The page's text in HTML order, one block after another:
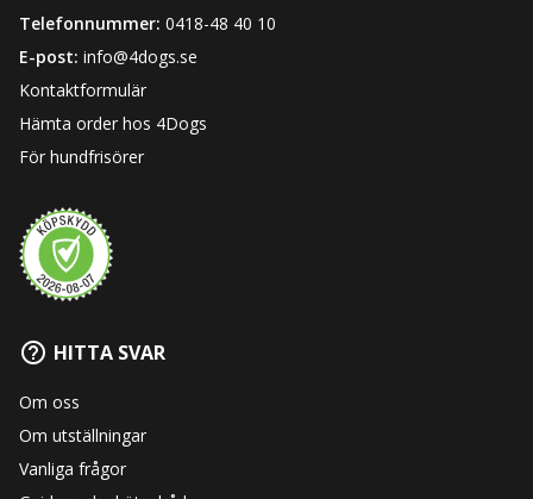
Telefonnummer: 0418-48 40 10
E-post: info@4dogs.se
Kontaktformulär
Hämta order hos 4Dogs
För hundfrisörer
HITTA SVAR
Om oss
Om utställningar
Vanliga frågor